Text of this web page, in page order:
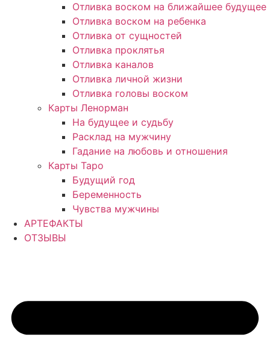
Отливка воском на ближайшее будущее
Отливка воском на ребенка
Отливка от сущностей
Отливка проклятья
Отливка каналов
Отливка личной жизни
Отливка головы воском
Карты Ленорман
На будущее и судьбу
Расклад на мужчину
Гадание на любовь и отношения
Карты Таро
Будущий год
Беременность
Чувства мужчины
АРТЕФАКТЫ
ОТЗЫВЫ